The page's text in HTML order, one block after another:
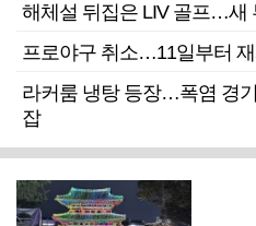
해체설 뒤집은 LIV 골프…새
프로야구 취소…11일부터 재
라커룸 냉탕 등장…폭염 경
잡